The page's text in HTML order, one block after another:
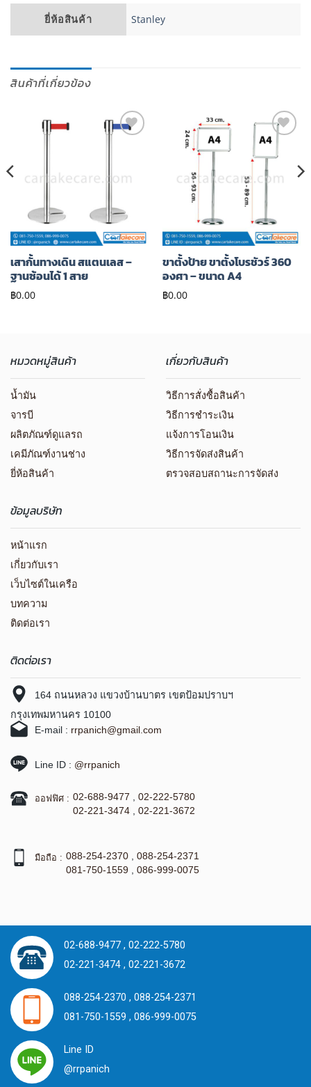
ยี่ห้อสินค้า Stanley
สินค้าที่เกี่ยวข้อง
โปรด
เสากั้นทางเดิน สแตนเลส –
ฐานซ้อนได้ 1 สาย
฿0.00
เพิ่มไป
ยัง
รายการ
โปรด
ขาตั้งป้าย ขาตั้งโบรชัวร์ 360
องศา – ขนาด A4
฿0.00
หมวดหมู่สินค้า
น้ำมัน
จารบี
ผลิตภัณฑ์ดูแลรถ
เคมีภัณฑ์งานช่าง
ยี่ห้อสินค้า
เกี่ยวกับสินค้า
วิธีการสั่งซื้อสินค้า
วิธีการชำระเงิน
แจ้งการโอนเงิน
วิธีการจัดส่งสินค้า
ตรวจสอบสถานะการจัดส่ง
ข้อมูลบริษัท
หน้าแรก
เกี่ยวกับเรา
เว็บไซต์ในเครือ
บทความ
ติดต่อเรา
ติดต่อเรา
164 ถนนหลวง แขวงบ้านบาตร เขตป้อมปราบฯ
กรุงเทพมหานคร 10100
E-mail : rrpanich@gmail.com
Line ID : @rrpanich
ออฟฟิศ : 02-688-9477
02-222-5780
02-221-3474
02-221-3672
มือถือ : 088-254-2370
088-254-2371
081-750-1559
086-999-0075
02-688-9477 ,02-222-5780
02-221-3474 ,02-221-3672
088-254-2370 ,088-254-2371
081-750-1559 ,086-999-0075
Line ID
@rrpanich